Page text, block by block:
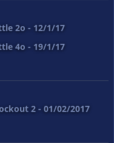
2o - 12/1/17
4o - 19/1/17
2 - 01/02/2017